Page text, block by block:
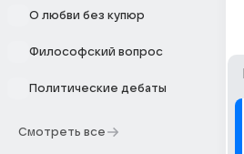
О любви без купюр
Философский вопрос
Политические дебаты
Смотреть все